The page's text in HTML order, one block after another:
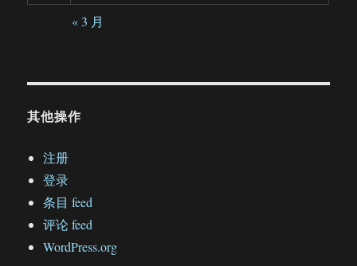
« 3 月
其他操作
注册
登录
条目 feed
评论 feed
WordPress.org